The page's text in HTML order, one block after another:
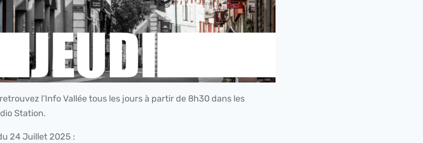
l’Info Vallée tous les jours à partir de 8h30 dans les
Station.
24 Juillet 2025 :